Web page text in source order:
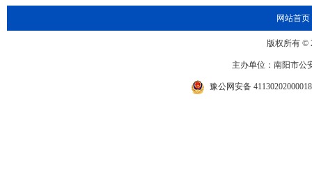
网站首页
版权所有 ©
主办单位：南阳市公
豫公网安备